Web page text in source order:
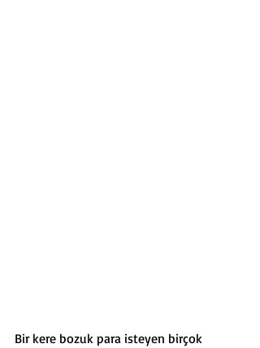
Bir kere bozuk para isteyen birçok